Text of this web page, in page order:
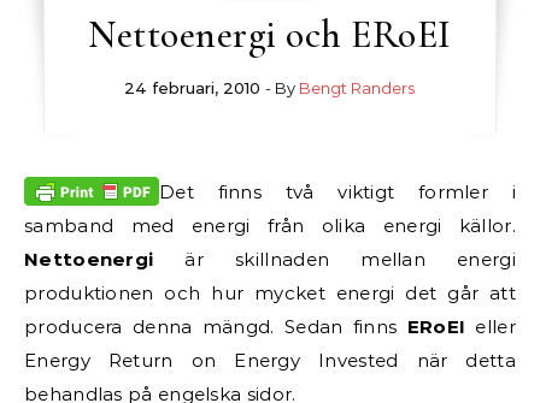
Nettoenergi och ERoEI
24 februari, 2010 - By Bengt Randers
Det finns två viktigt formler i
samband med energi från olika energi källor.
Nettoenergi är skillnaden mellan energi
produktionen och hur mycket energi det går att
producera denna mängd. Sedan finns ERoEI eller
Energy Return on Energy Invested när detta
behandlas på engelska sidor.